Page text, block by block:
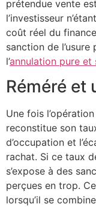
prétendue vente
l’investisseur
coût réel du
sanction de l’usure
l’annulation pure et
Réméré et
Une fois
reconstitue son
d’occupation et
rachat. Si ce taux
s’expose à des
perçues en trop.
lorsqu’il se